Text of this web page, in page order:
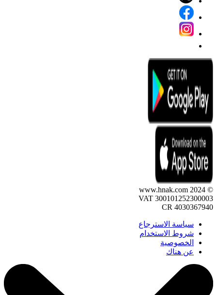
© 2024 www.hnak.com
VAT 300101252300003
CR 4030367940
سياسة الاسترجاع
شروط الاستخدام
الخصوصية
عن هناك